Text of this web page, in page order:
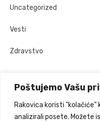
Poštujemo Vašu
Rakovica koristi "kolačiće"
analizirali posete. Možete
Uncategorized
Vesti
Zdravstvo
Prijatelji sajta